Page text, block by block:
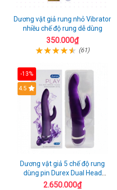
Dương vật giả rung nhỏ Vibrator
nhiều chế độ rung dễ dùng
350.000₫
(61)
-13%
Hot
4.5
Dương vật giả 5 chế độ rung
dùng pin Durex Dual Head
Pulsing
2.650.000₫